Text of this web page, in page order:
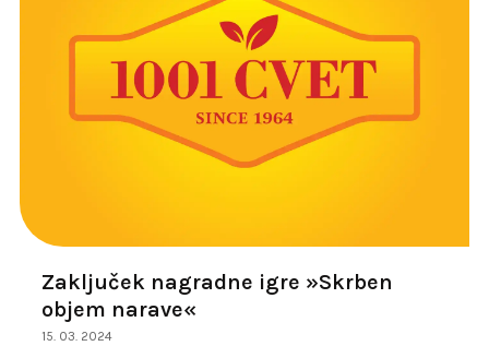
Zaključek nagradne igre »Skrben
objem narave«
15. 03. 2024